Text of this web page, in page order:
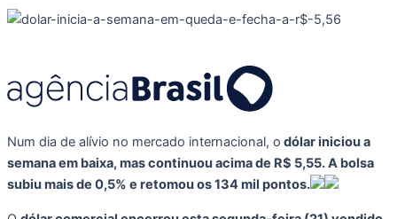
Num dia de alívio no mercado internacional, o dólar iniciou a
semana em baixa, mas continuou acima de R$ 5,55. A bolsa
subiu mais de 0,5% e retomou os 134 mil pontos.